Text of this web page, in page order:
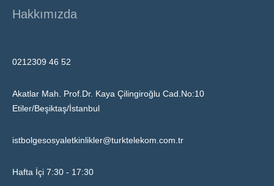
Hakkımızda
0212309 46 52
Akatlar Mah. Prof.Dr. Kaya Çilingiroğlu Cad.No:10
Etiler/Beşiktaş/İstanbul
istbolgesosyaletkinlikler@turktelekom.com.tr
Hafta İçi 7:30 - 17:30